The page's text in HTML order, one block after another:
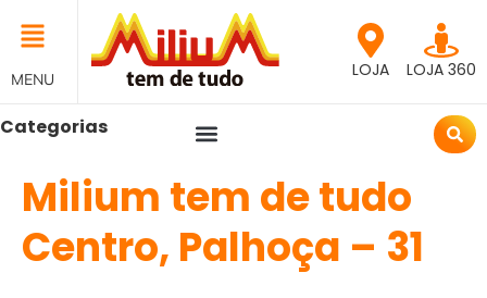
MENU LOJA LOJA 360
Categorias
Milium tem de tudo
Centro, Palhoça – 31